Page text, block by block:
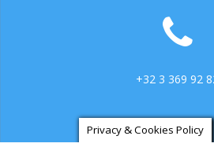
+32 3 369 92
Privacy & Cookies Policy